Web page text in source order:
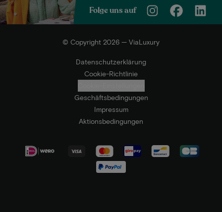
Folge uns auf
© Copyright 2026 — ViaLuxury
Datenschutzerklärung
Cookie-Richtlinie
Geschäftsbedingungen
Impressum
Aktionsbedingungen